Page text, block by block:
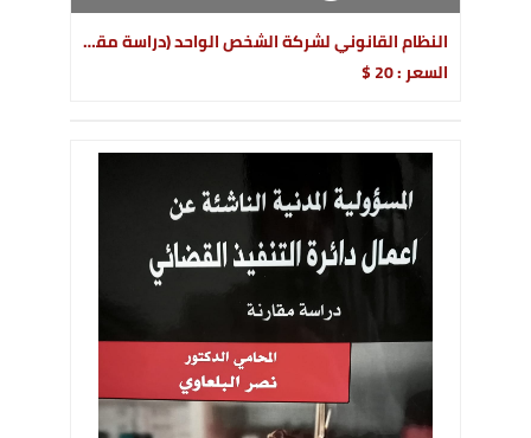
النظام القانوني لشركة الشخص الواحد (دراسة مقارنة)
السعر : 20 $